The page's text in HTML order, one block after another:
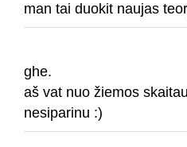
man tai duokit naujas
ghe.
aš vat nuo žiemos
nesiparinu :)